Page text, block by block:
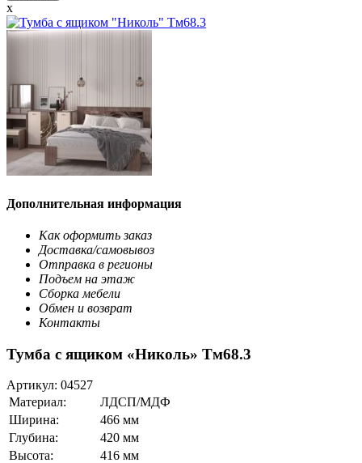
x
Дополнительная информация
Как оформить заказ
Доставка/самовывоз
Отправка в регионы
Подъем на этаж
Сборка мебели
Обмен и возврат
Контакты
Тумба с ящиком «Николь» Тм68.3
Артикул: 04527
Материал:
ЛДСП/МДФ
Ширина:
466 мм
Глубина:
420 мм
Высота:
416 мм